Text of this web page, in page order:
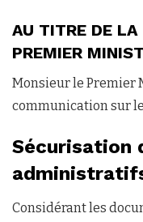
AU TITRE DE
PREMIER
Monsieur le Premier
communication sur
Sécurisation
Considérant les